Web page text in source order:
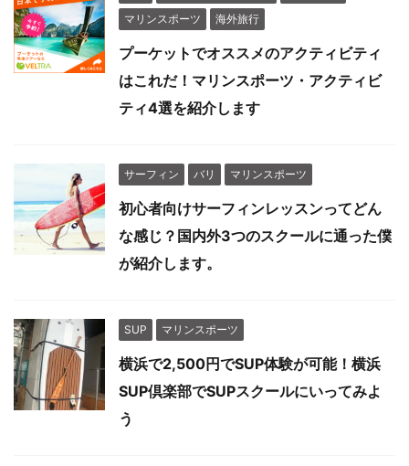
マリンスポーツ
海外旅行
プーケットでオススメのアクティビティ
はこれだ！マリンスポーツ・アクティビ
ティ4選を紹介します
サーフィン バリ マリンスポーツ
初心者向けサーフィンレッスンってどん
な感じ？国内外3つのスクールに通った僕
が紹介します。
SUP マリンスポーツ
横浜で2,500円でSUP体験が可能！横浜
SUP倶楽部でSUPスクールにいってみよ
う